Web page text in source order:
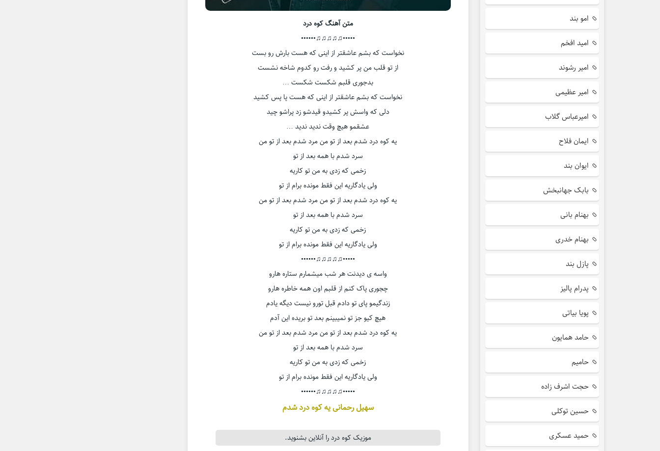
متن آهنگ کوه درد
•••••♫♫♫♫♫••••••
نخواست که بشم عاشقتر از اینی که هست بارش رو بست
از تو قلب من پر کشید و رفت رو کدوم شاخه نشست
بدجوری قلبم شکست شکست …
نخواست که بشم عاشقتر از اینی که هست پا پس کشید
دلی که واسش پر کشیدو قیدشو زد پراشو چید
عشقمو هیچ وقت ندید ندید …
یه کوه درد شدم بعد از تو من مرد شدم بعد از تو من
سرد شدم با همه بعد از تو
زخمی که زدی به من تو کاریه
ولی یادگاریه این فقط مونده برام از تو
یه کوه درد شدم بعد از تو من مرد شدم بعد از تو من
سرد شدم با همه بعد از تو
زخمی که زدی به من تو کاریه
ولی یادگاریه این فقط مونده برام از تو
•••••♫♫♫♫♫••••••
واسه ی دیدنت هر شب میشمارم ستاره هارو
چجوری پاک کنم از قلبم اون همه خاطره هارو
زندگیمو پای تو دادم قبل تورو نیست دیگه یادم
هیچ کیو جز تو نمیبینم بعد تو بریده این آدم
یه کوه درد شدم بعد از تو من مرد شدم بعد از تو من
سرد شدم با همه بعد از تو
زخمی که زدی به من تو کاریه
ولی یادگاریه این فقط مونده برام از تو
•••••♫♫♫♫♫••••••
سهیل رحمانی یه کوه درد شدم
موزیک کوه درد را آنلاین بشنوید.
امو بند
امید افخم
امیر رشوند
امیر عظیمی
امیرعباس گلاب
ایمان فلاح
ایوان بند
بابک جهانبخش
بهنام بانی
بهنام خدری
پازل بند
پدرام پالیز
پویا بیاتی
حامد همایون
حامیم
حجت اشرف زاده
حسین توکلی
حمید عسکری